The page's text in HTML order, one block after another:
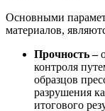
Основными
материалов,
Прочность –
контроля
образцов
разрушения
итогового